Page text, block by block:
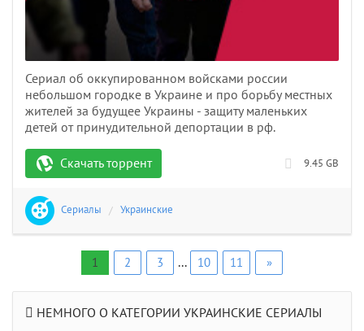
Сериал об оккупированном войсками россии
небольшом городке в Украине и про борьбу местных
жителей за будущее Украины - защиту маленьких
детей от принудительной депортации в рф.
Скачать торрент 9.45 GB
Сериалы / Украинские
1 2 3 ... 10 11 »
НЕМНОГО О КАТЕГОРИИ УКРАИНСКИЕ СЕРИАЛЫ